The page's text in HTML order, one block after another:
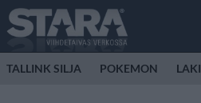
TALLINK SILJA POKEMON LAKI